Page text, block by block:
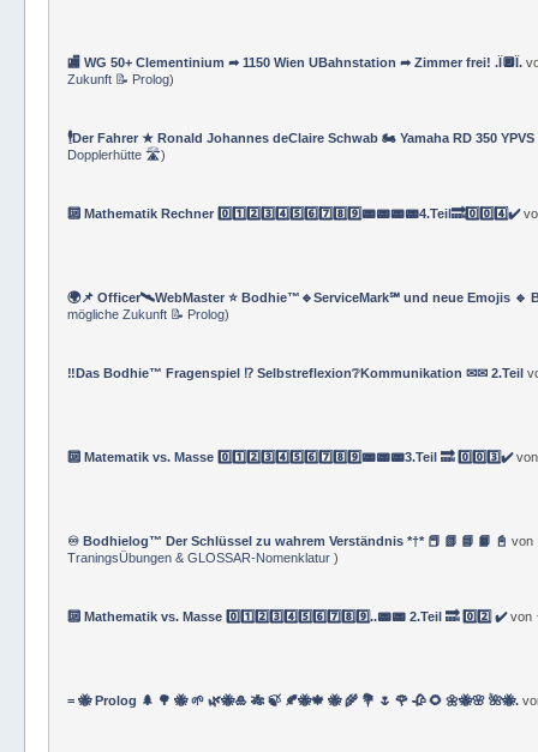
🏬 WG 50+ Clementinium ➦ 1150 Wien UBahnstation ➦ Zimmer frei! .Ï🔲Ï.
Zukunft 📝 Prolog)
🕴Der Fahrer ★ Ronald Johannes deClaire Schwab 🏍️ Yamaha RD 350
Dopplerhütte 🛣)
🔟 Mathematik Rechner 0️⃣1️⃣2️⃣3️⃣4️⃣5️⃣6️⃣7️⃣8️⃣9️⃣📟📟📟📟4.Teil🔜0️⃣0️⃣4️⃣✔️
🌍📌 Officer🛰WebMaster ⭐️ Bodhie™🔹ServiceMark℠ und neue Emojis 🔹
mögliche Zukunft 📝 Prolog)
‼️Das Bodhie™ Fragenspiel ⁉️ Selbstreflexion❔Kommunikation ✉✉ 2.Teil
🔟 Matematik vs. Masse 0️⃣1️⃣2️⃣3️⃣4️⃣5️⃣6️⃣7️⃣8️⃣9️⃣📟📟📟3.Teil 🔜 0️⃣0️⃣3️⃣✔️
♾️ Bodhielog™ Der Schlüssel zu wahrem Verständnis *†* 📕 📗 📘 📙 📓von
TraningsÜbungen & GLOSSAR-Nomenklatur)
🔟 Mathematik vs. Masse 0️⃣1️⃣2️⃣3️⃣4️⃣5️⃣6️⃣7️⃣8️⃣9️⃣..📟📟 2.Teil 🔜 0️⃣2️⃣ ✔️von
= 🐝 Prolog 🌲 🌳 🐝 🌱 🌿🐝🎍 🎋 🍃 🍂🐝🍁 🐝 🌾 💐 🌷 🌹 🥀 🌻 🌼🐝🌸 🌺🐝.